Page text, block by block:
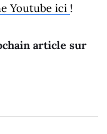
Youtube ici !
article sur